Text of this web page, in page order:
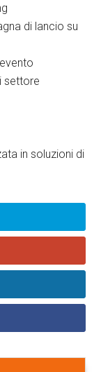
di lancio su
settore
in soluzioni di